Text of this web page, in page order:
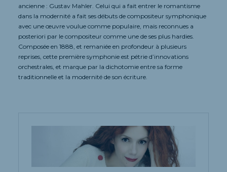
ancienne : Gustav Mahler. Celui qui a fait entrer le romantisme
dans la modernité a fait ses débuts de compositeur symphonique
avec une œuvre voulue comme populaire, mais reconnues a
posteriori par le compositeur comme une de ses plus hardies.
Composée en 1888, et remaniée en profondeur à plusieurs
reprises, cette première symphonie est pétrie d’innovations
orchestrales, et marque par la dichotomie entre sa forme
traditionnelle et la modernité de son écriture.